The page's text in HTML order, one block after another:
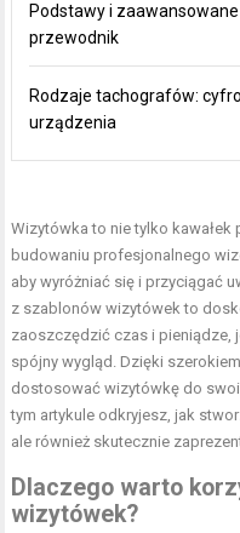
Podstawy i
przewodnik
Rodzaje tachografów:
urządzenia
Wizytówka to nie tylko kawałek
budowaniu profesjonalnego
aby wyróżniać się i przyciągać
z szablonów wizytówek to
zaoszczędzić czas i pieniądze,
spójny wygląd. Dzięki
dostosować wizytówkę do
tym artykule odkryjesz, jak
ale również skutecznie
Dlaczego warto
wizytówek?